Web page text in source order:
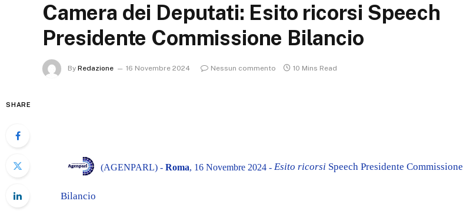
Camera dei Deputati: Esito ricorsi Speech
Presidente Commissione Bilancio
By Redazione 16 Novembre 2024 Nessun commento 10 Mins Read
SHARE
(AGENPARL) - Roma, 16 Novembre 2024 - Esito ricorsi Speech Presidente Commissione
Bilancio